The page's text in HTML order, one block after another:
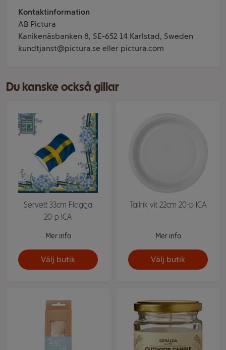
Kontaktinformation
AB Pictura
Kanikenäsbanken 8, SE-652 14 Karlstad, Sweden
kundtjanst@pictura.se eller pictura.com
Du kanske också gillar
Servett 33cm Flagga
20-p ICA
Mer info
Välj butik
Tallrik vit 22cm 20-p ICA
Mer info
Välj butik